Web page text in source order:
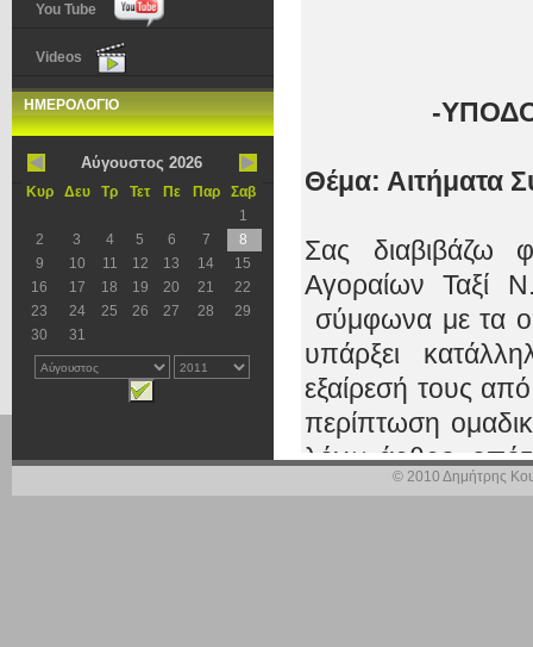
You Tube
Videos
ΗΜΕΡΟΛΟΓΙΟ
Αύγουστος 2026
Κυρ Δευ Τρ Τετ Πε Παρ
Σαβ
1
2
3 4 5 6 7
8
9
10 11 12 13 14
15
16
17 18 19 20 21
22
23
24 25 26 27 28
29
30
31
-
Θέμα: Αιτήματα
Σας διαβιβάζω
Αγοραίων Ταξί
σύμφωνα με τα
υπάρξει
εξαίρεσή τους από
περίπτωση
λόγω άρθρο,
δικαιοσύνη και
© 2010 Δημήτρης